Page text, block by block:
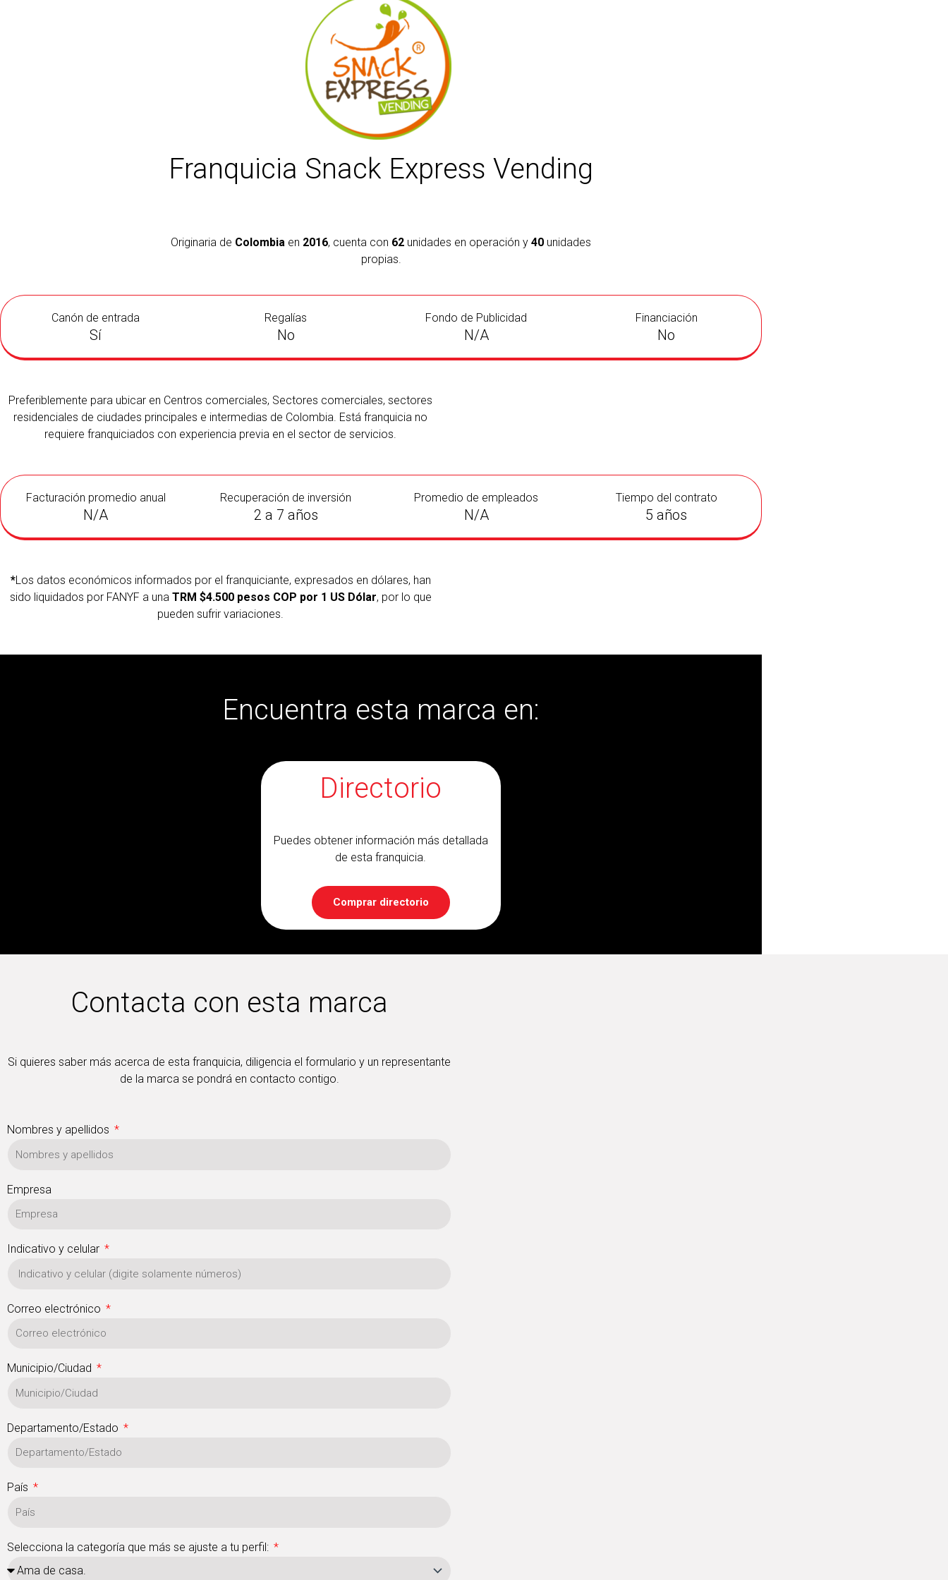
Franquicia Snack Express Vending
Originaria de Colombia en 2016, cuenta con 62 unidades en operación y 40 unidades
propias.
Canón de entrada
Sí
Regalías
No
Fondo de Publicidad
N/A
Financiación
No
Preferiblemente para ubicar en Centros comerciales, Sectores comerciales, sectores
residenciales de ciudades principales e intermedias de Colombia. Está franquicia no
requiere franquiciados con experiencia previa en el sector de servicios.
Facturación promedio anual
N/A
Recuperación de inversión
2 a 7 años
Promedio de empleados
N/A
Tiempo del contrato
5 años
*Los datos económicos informados por el franquiciante, expresados en dólares, han
sido liquidados por FANYF a una TRM $4.500 pesos COP por 1 US Dólar, por lo que
pueden sufrir variaciones.
Encuentra esta marca en:
Directorio
Puedes obtener información más detallada
de esta franquicia.
Comprar directorio
Contacta con esta marca
Si quieres saber más acerca de esta franquicia, diligencia el formulario y un representante
de la marca se pondrá en contacto contigo.
Nombres y apellidos
Empresa
Indicativo y celular
Correo electrónico
Municipio/Ciudad
Departamento/Estado
País
Selecciona la categoría que más se ajuste a tu perfil: